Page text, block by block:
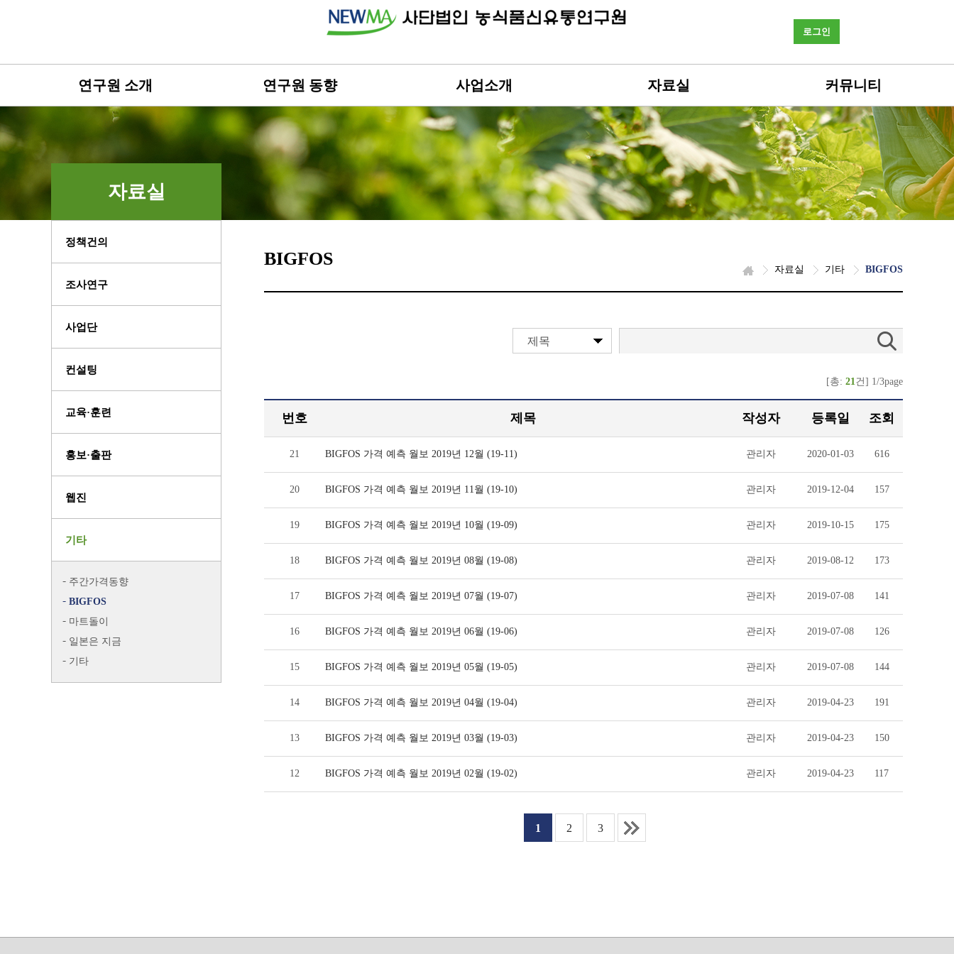
로그인
연구원 소개 연구원 동향 사업소개 자료실 커뮤니티
자료실
정책건의
조사연구
사업단
컨설팅
교육·훈련
홍보·출판
웹진
기타
주간가격동향
BIGFOS
마트돌이
일본은 지금
기타
BIGFOS
자료실 기타 BIGFOS
제목
[총: 21건] 1/3page
번호 제목 작성자 등록일 조회
21 BIGFOS 가격 예측 월보 2019년 12월 (19-11) 관리자 2020-01-03 616
20 BIGFOS 가격 예측 월보 2019년 11월 (19-10) 관리자 2019-12-04 157
19 BIGFOS 가격 예측 월보 2019년 10월 (19-09) 관리자 2019-10-15 175
18 BIGFOS 가격 예측 월보 2019년 08월 (19-08) 관리자 2019-08-12 173
17 BIGFOS 가격 예측 월보 2019년 07월 (19-07) 관리자 2019-07-08 141
16 BIGFOS 가격 예측 월보 2019년 06월 (19-06) 관리자 2019-07-08 126
15 BIGFOS 가격 예측 월보 2019년 05월 (19-05) 관리자 2019-07-08 144
14 BIGFOS 가격 예측 월보 2019년 04월 (19-04) 관리자 2019-04-23 191
13 BIGFOS 가격 예측 월보 2019년 03월 (19-03) 관리자 2019-04-23 150
12 BIGFOS 가격 예측 월보 2019년 02월 (19-02) 관리자 2019-04-23 117
1 2 3